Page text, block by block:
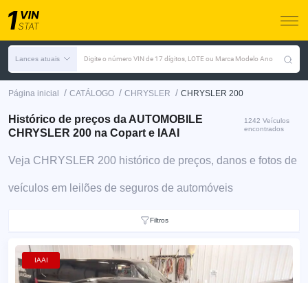
Lances atuais Digite o número VIN de 17 dígitos, LOTE ou Marca Modelo Ano
Página inicial / CATÁLOGO / CHRYSLER / CHRYSLER 200
Histórico de preços da AUTOMOBILE
CHRYSLER 200 na Copart e IAAI
1242 Veículos
encontrados
Veja CHRYSLER 200 histórico de preços, danos e fotos de
veículos em leilões de seguros de automóveis
Filtros
IAAI